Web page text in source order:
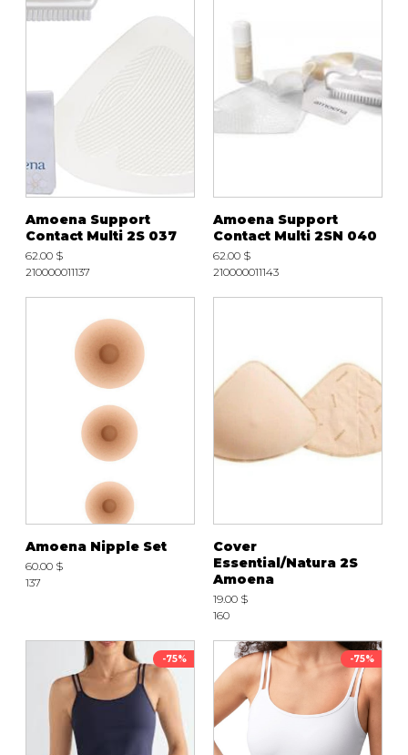
Amoena Support
Contact Multi 2S 037
62.00 $
210000011137
Amoena Support
Contact Multi 2SN 040
62.00 $
210000011143
Amoena Nipple Set
60.00 $
137
Cover
Essential/Natura 2S
Amoena
19.00 $
160
-75% -75%